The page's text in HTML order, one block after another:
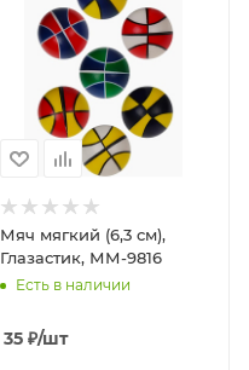
Мяч мягкий (6,3 см),
Глазастик, ММ-9816
Есть в наличии
35 ₽/шт